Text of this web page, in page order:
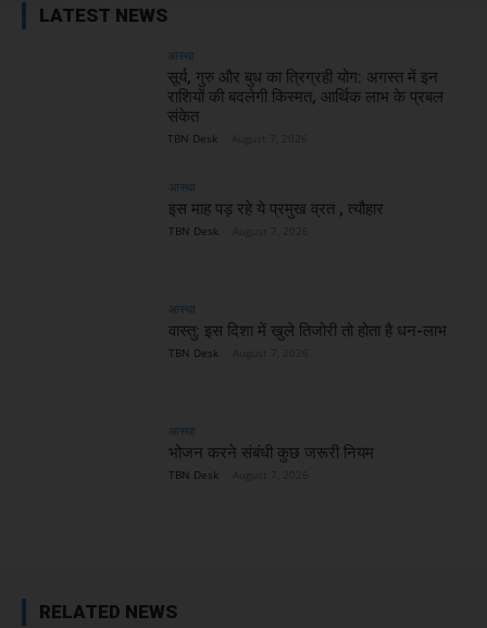
LATEST NEWS
आस्था
सूर्य, गुरु और बुध का त्रिग्रही योग: अगस्त में इन
राशियों की बदलेगी किस्मत, आर्थिक लाभ के प्रबल
संकेत
TBN Desk
आस्था
इस माह पड़ रहे ये प्रमुख व्रत , त्यौहार
TBN Desk
आस्था
वास्तु: इस दिशा में खुले तिजोरी तो होता है धन-लाभ
TBN Desk
आस्था
भोजन करने संबंधी कुछ जरूरी नियम
TBN Desk
RELATED NEWS